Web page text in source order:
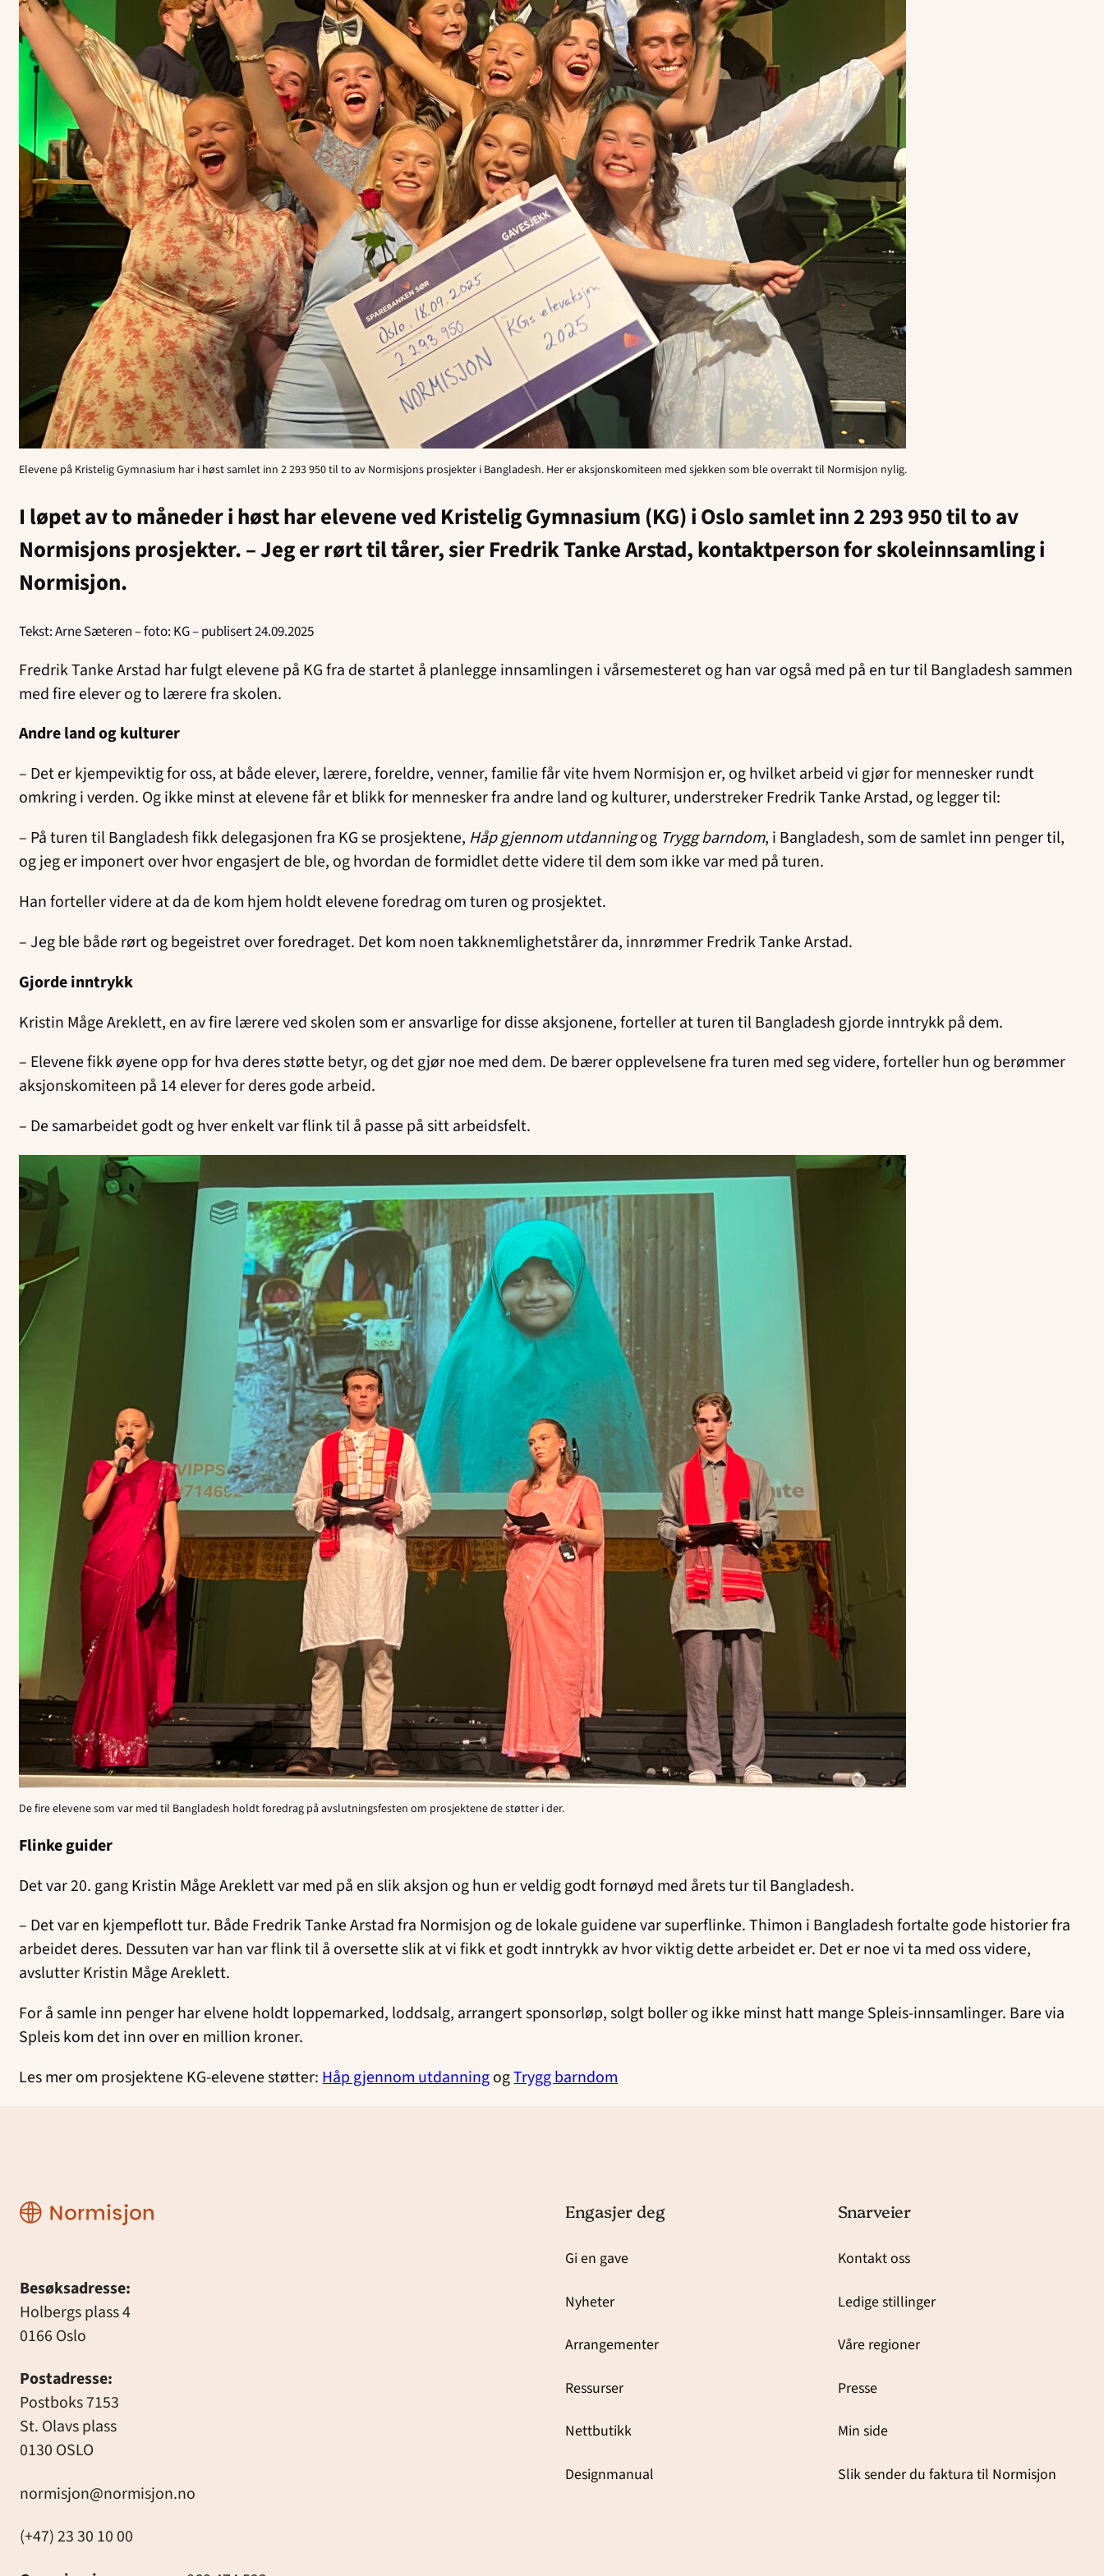
Elevene på Kristelig Gymnasium har i høst samlet inn 2 293 950 til to av Normisjons prosjekter i Bangladesh. Her er aksjonskomiteen med sjekken som ble overrakt til Normisjon nylig.
I løpet av to måneder i høst har elevene ved Kristelig Gymnasium (KG) i Oslo samlet inn 2 293 950 til to av
Normisjons prosjekter. – Jeg er rørt til tårer, sier Fredrik Tanke Arstad, kontaktperson for skoleinnsamling i
Normisjon.
Tekst: Arne Sæteren – foto: KG – publisert 24.09.2025
Fredrik Tanke Arstad har fulgt elevene på KG fra de startet å planlegge innsamlingen i vårsemesteret og han var også med på en tur til Bangladesh sammen
med fire elever og to lærere fra skolen.
Andre land og kulturer
– Det er kjempeviktig for oss, at både elever, lærere, foreldre, venner, familie får vite hvem Normisjon er, og hvilket arbeid vi gjør for mennesker rundt
omkring i verden. Og ikke minst at elevene får et blikk for mennesker fra andre land og kulturer, understreker Fredrik Tanke Arstad, og legger til:
– På turen til Bangladesh fikk delegasjonen fra KG se prosjektene, Håp gjennom utdanningog Trygg barndom, i Bangladesh, som de samlet inn penger til,
og jeg er imponert over hvor engasjert de ble, og hvordan de formidlet dette videre til dem som ikke var med på turen.
Han forteller videre at da de kom hjem holdt elevene foredrag om turen og prosjektet.
– Jeg ble både rørt og begeistret over foredraget. Det kom noen takknemlighetstårer da, innrømmer Fredrik Tanke Arstad.
Gjorde inntrykk
Kristin Måge Areklett, en av fire lærere ved skolen som er ansvarlige for disse aksjonene, forteller at turen til Bangladesh gjorde inntrykk på dem.
– Elevene fikk øyene opp for hva deres støtte betyr, og det gjør noe med dem. De bærer opplevelsene fra turen med seg videre, forteller hun og berømmer
aksjonskomiteen på 14 elever for deres gode arbeid.
– De samarbeidet godt og hver enkelt var flink til å passe på sitt arbeidsfelt.
De fire elevene som var med til Bangladesh holdt foredrag på avslutningsfesten om prosjektene de støtter i der.
Flinke guider
Det var 20. gang Kristin Måge Areklett var med på en slik aksjon og hun er veldig godt fornøyd med årets tur til Bangladesh.
– Det var en kjempeflott tur. Både Fredrik Tanke Arstad fra Normisjon og de lokale guidene var superflinke. Thimon i Bangladesh fortalte gode historier fra
arbeidet deres. Dessuten var han var flink til å oversette slik at vi fikk et godt inntrykk av hvor viktig dette arbeidet er. Det er noe vi ta med oss videre,
avslutter Kristin Måge Areklett.
For å samle inn penger har elvene holdt loppemarked, loddsalg, arrangert sponsorløp, solgt boller og ikke minst hatt mange Spleis-innsamlinger. Bare via
Spleis kom det inn over en million kroner.
Les mer om prosjektene KG-elevene støtter:Håp gjennom utdanningogTrygg barndom
Normisjon
Besøksadresse:
Holbergs plass 4
0166 Oslo
Postadresse:
Postboks 7153
St. Olavs plass
0130 OSLO
normisjon@normisjon.no
(+47) 23 30 10 00
Engasjer deg
Gi en gave
Nyheter
Arrangementer
Ressurser
Nettbutikk
Designmanual
Snarveier
Kontakt oss
Ledige stillinger
Våre regioner
Presse
Min side
Slik sender du faktura til Normisjon